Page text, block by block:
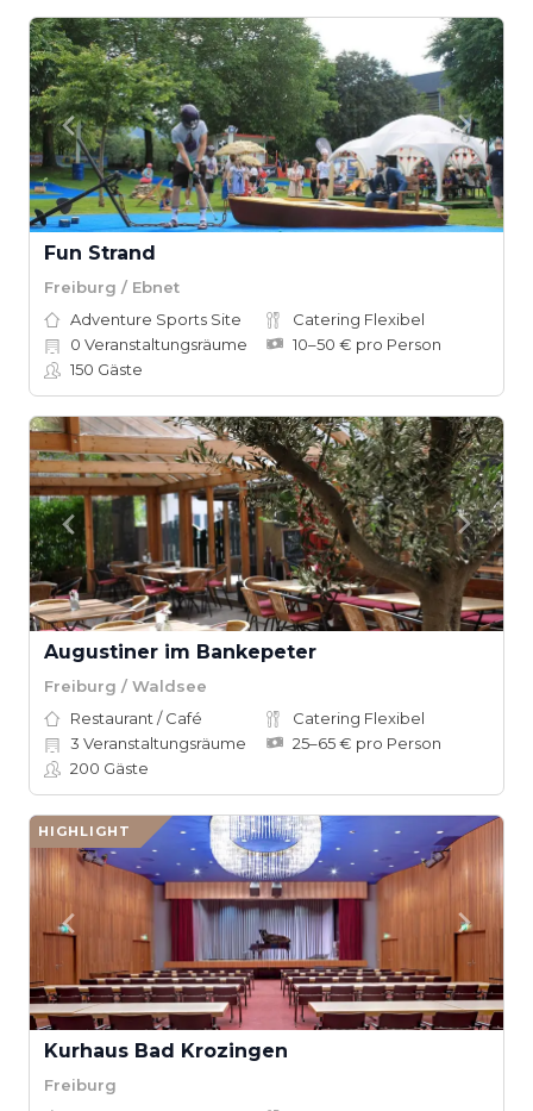
Fun Strand
Freiburg / Ebnet
Adventure Sports Site
Catering Flexibel
0 Veranstaltungsräume
10–50 € pro Person
150 Gäste
Augustiner im Bankepeter
Freiburg / Waldsee
Restaurant / Café
Catering Flexibel
3 Veranstaltungsräume
25–65 € pro Person
200 Gäste
HIGHLIGHT
Kurhaus Bad Krozingen
Freiburg